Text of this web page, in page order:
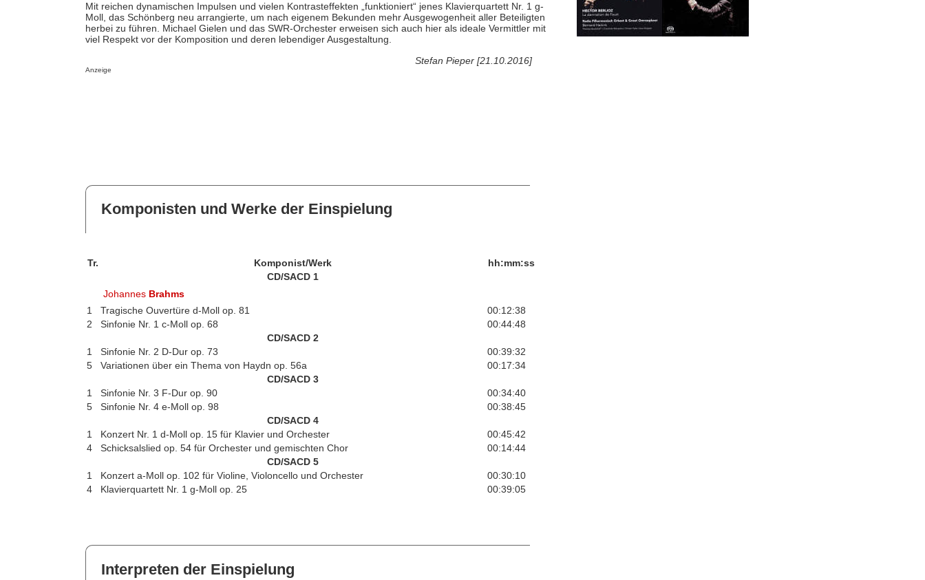
Mit reichen dynamischen Impulsen und vielen Kontrasteffekten „funktioniert“ jenes Klavierquartett Nr. 1 g-
Moll, das Schönberg neu arrangierte, um nach eigenem Bekunden mehr Ausgewogenheit aller Beteiligten
herbei zu führen. Michael Gielen und das SWR-Orchester erweisen sich auch hier als ideale Vermittler mit
viel Respekt vor der Komposition und deren lebendiger Ausgestaltung.
Stefan Pieper [21.10.2016]
Anzeige
Komponisten und Werke der Einspielung
Tr. Komponist/Werk
hh:mm:ss
CD/SACD 1
Johannes Brahms
1
Tragische Ouvertüre d-Moll op. 81
00:12:38
2
Sinfonie Nr. 1 c-Moll op. 68
00:44:48
CD/SACD 2
1
Sinfonie Nr. 2 D-Dur op. 73
00:39:32
5
Variationen über ein Thema von Haydn op. 56a
00:17:34
CD/SACD 3
1
Sinfonie Nr. 3 F-Dur op. 90
00:34:40
5
Sinfonie Nr. 4 e-Moll op. 98
00:38:45
CD/SACD 4
1
Konzert Nr. 1 d-Moll op. 15 für Klavier und Orchester
00:45:42
4
Schicksalslied op. 54 für Orchester und gemischten Chor
00:14:44
CD/SACD 5
1
Konzert a-Moll op. 102 für Violine, Violoncello und Orchester
00:30:10
4
Klavierquartett Nr. 1 g-Moll op. 25 00:39:05
Interpreten der Einspielung